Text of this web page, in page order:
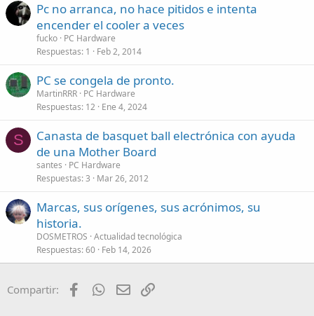
Pc no arranca, no hace pitidos e intenta
encender el cooler a veces
fucko PC Hardware
Respuestas 1 Feb 2, 2014
PC se congela de pronto.
MartinRRR PC Hardware
Respuestas 12 Ene 4, 2024
S
Canasta de basquet ball electrónica con ayuda
de una Mother Board
santes
PC Hardware
Respuestas 3 Mar 26, 2012
Marcas, sus orígenes, sus acrónimos, su
historia.
DOSMETROS Actualidad tecnológica
Respuestas 60 Feb 14, 2026
Compartir: FacebookWhatsApp
Email